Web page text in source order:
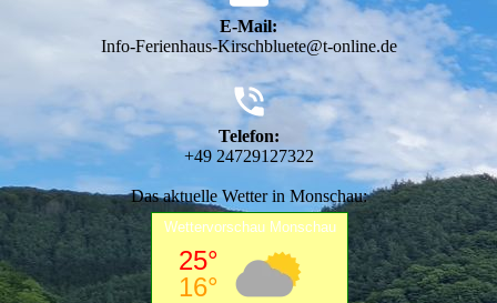
E-Mail:
Info-Ferienhaus-Kirschbluete@t-online.de
Telefon:
+49 24729127322
Das aktuelle Wetter in Monschau: